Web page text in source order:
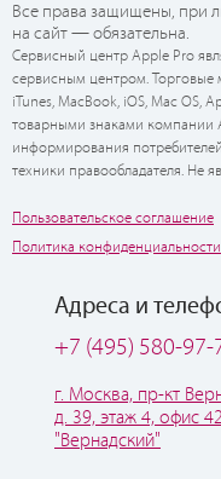
Все права защищены, при
на сайт — обязательна.
Сервисный центр Apple Pro
сервисным центром. Торговые
iTunes, MacBook, iOS, Mac OS,
товарными знаками компании
информирования
техники правообладателя. Не
Пользовательское соглашение
Политика конфиденциальности
Адреса и
+7 (495) 580-97-
г. Москва, пр-кт
д. 39, этаж 4, офис
"Вернадский"